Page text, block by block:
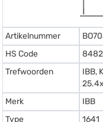
Artikelnummer
HS Code
8482
Trefwoorden
IBB,
Merk
IBB
Type
1641